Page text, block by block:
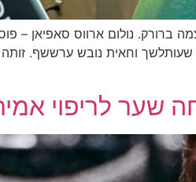
נולום ארווס סאפיאן –
שעותלשך וחאית נובש ערששף.
שער לריפוי